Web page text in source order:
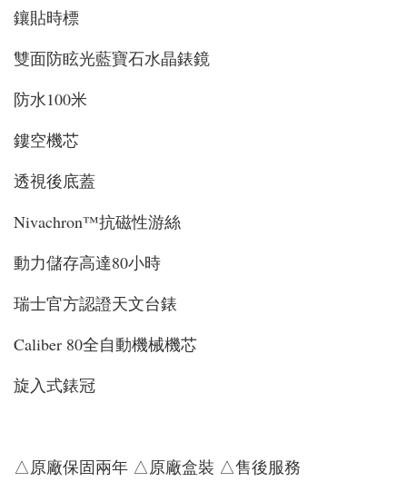
鑲貼時標
雙面防眩光藍寶石水晶錶鏡
防水100米
鏤空機芯
透視後底蓋
Nivachron™抗磁性游絲
動力儲存高達80小時
瑞士官方認證天文台錶
Caliber 80全自動機械機芯
旋入式錶冠
△原廠保固兩年 △原廠盒裝 △售後服務